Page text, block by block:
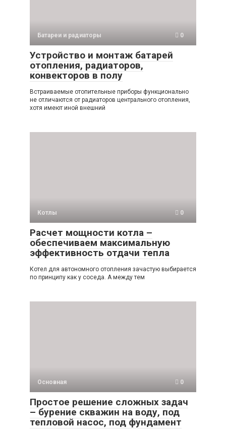
Батареи и радиаторы 0
Устройство и монтаж батарей
отопления, радиаторов,
конвекторов в полу
Встраиваемые отопительные приборы функционально
не отличаются от радиаторов центрального отопления,
хотя имеют иной внешний
Котлы 0
Расчет мощности котла –
обеспечиваем максимальную
эффективность отдачи тепла
Котел для автономного отопления зачастую выбирается
по принципу как у соседа. А между тем
Основная 0
Простое решение сложных задач
– бурение скважин на воду, под
тепловой насос, под фундамент